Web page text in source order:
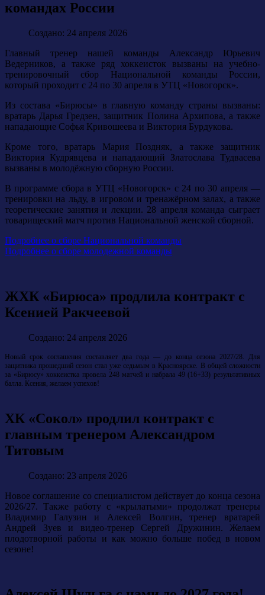
командах России
Создано: 24 апреля 2026
Главный тренер нашей команды Александр Юрьевич
Ведерников, а также ряд хоккеисток вызваны на учебно-
тренировочный сбор Национальной команды России,
который проходит с 24 по 30 апреля в УТЦ «Новогорск».
Из состава «Бирюсы» в главную команду страны вызваны:
вратарь Дарья Гредзен, защитник Полина Архипова, а также
нападающие Софья Кривошеева и Виктория Бурдукова.
Кроме того, вратарь Мария Поздняк, а также защитник
Виктория Кудрявцева и нападающий Златослава Тудвасева
вызваны в молодёжную сборную России.
В программе сбора в УТЦ «Новогорск» с 24 по 30 апреля —
тренировки на льду, в игровом и тренажёрном залах, а также
теоретические занятия и лекции. 28 апреля команда сыграет
товарищеский матч против Национальной женской сборной.
Подробнее о сборе Национальной команды
Подробнее о сборе молодежной команды
ЖХК «Бирюса» продлила контракт с
Ксенией Ракчеевой️
Создано: 24 апреля 2026
Новый срок соглашения составляет два года — до конца сезона 2027/28. Для
защитника прошедший сезон стал уже седьмым в Красноярске. В общей сложности
за «Бирюсу» хоккеистка провела 248 матчей и набрала 49 (16+33) результативных
балла. Ксения, желаем успехов!
ХК «Сокол» продлил контракт с
главным тренером Александром
Титовым
Создано: 23 апреля 2026
Новое соглашение со специалистом действует до конца сезона
2026/27. Также работу с «крылатыми» продолжат тренеры
Владимир Галузин и Алексей Волгин, тренер вратарей
Андрей Зуев и видео-тренер Сергей Дружинин. Желаем
плодотворной работы и как можно больше побед в новом
сезоне!